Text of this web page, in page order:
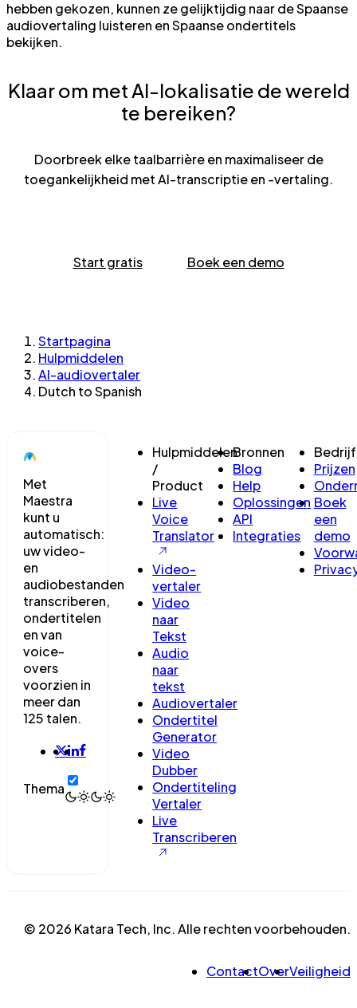
hebben gekozen, kunnen ze gelijktijdig naar de Spaanse
audiovertaling luisteren en Spaanse ondertitels
bekijken.
Klaar om met AI-lokalisatie de wereld
te bereiken?
Doorbreek elke taalbarrière en maximaliseer de
toegankelijkheid met AI-transcriptie en -vertaling.
Start gratis Boek een demo
Startpagina
Hulpmiddelen
AI-audiovertaler
Dutch to Spanish
Met
Maestra
kunt u
automatisch:
uw video-
en
audiobestanden
transcriberen,
ondertitelen
en van
voice-
overs
voorzien in
meer dan
125 talen.
Thema
Hulpmiddelen
/
Product
Live
Voice
Translator
Video-
vertaler
Video
naar
Tekst
Audio
naar
tekst
Audiovertaler
Ondertitel
Generator
Video
Dubber
Ondertiteling
Vertaler
Live
Transcriberen
Bronnen
Blog
Help
Oplossingen
API
Integraties
Bedrijf
Prijzen
Boek
een
demo
© 2026 Katara Tech, Inc. Alle rechten voorbehouden.
ContactOverVeiligheid